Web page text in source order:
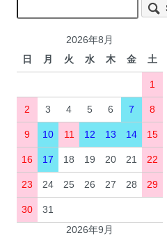
2026年8月
日
月 火 水 木 金 土
1
2 3 4 5 6 7 8
9 10 11 12 13 14 15
16 17 18 19 20 21 22
23 24 25 26 27 28 29
30
31
2026年9月